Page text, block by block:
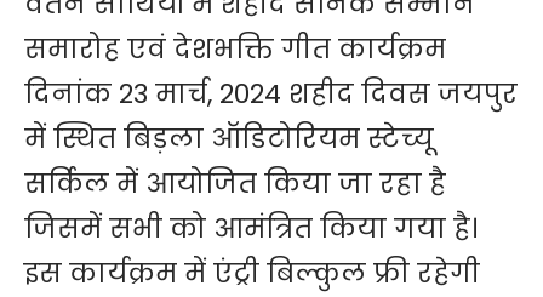
समारोह एवं देशभक्ति गीत कार्यक्रम
दिनांक 23 मार्च, 2024 शहीद दिवस जयपुर
में स्थित बिड़ला ऑडिटोरियम स्टेच्यू
सर्किल में आयोजित किया जा रहा है
जिसमें सभी को आमंत्रित किया गया है।
इस कार्यक्रम में एंट्री बिल्कुल फ्री रहेगी